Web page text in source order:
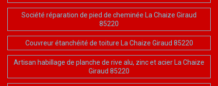
Société réparation de pied de cheminée La Chaize Giraud
85220
Couvreur étanchéité de toiture La Chaize Giraud 85220
Artisan habillage de planche de rive alu, zinc et acier La Chaize
Giraud 85220